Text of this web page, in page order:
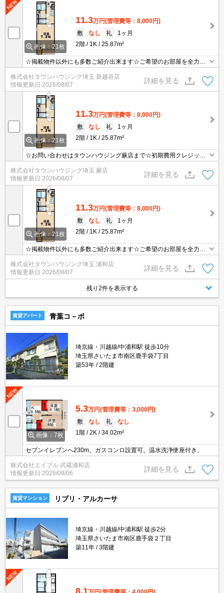
画像：21枚
11.3万円(管理費等：8,000円)
敷
なし 礼
1ヶ月
2階
1K 25.87m²
☆掲載物件以外にも多数ご紹介出来ます☆ご希望のお部屋を全力で
お探しさせて頂きます♪
株式会社タウンハウジング埼玉 新越谷店
情報更新日 2026/08/07
詳細を見る
画像：21枚
11.3万円(管理費等：8,000円)
敷
なし 礼
1ヶ月
2階
1K 25.87m²
☆お問い合わせはタウンハウジング蕨店まで☆初期費用クレジット
決済相談☆オンラインでの内見・契約もお気軽にご相談ください！
株式会社タウンハウジング埼玉 蕨店
情報更新日 2026/08/07
詳細を見る
画像：21枚
11.3万円(管理費等：8,000円)
敷
なし 礼
1ヶ月
2階
1K 25.87m²
☆掲載物件以外にも多数ご紹介出来ます☆ご希望のお部屋を全力で
お探しさせて頂きます♪
株式会社タウンハウジング埼玉 浦和店
情報更新日 2026/08/07
詳細を見る
残り2件を表示する
賃貸アパート 青葉コ－ポ
埼京線・川越線/中浦和駅 徒歩10分
埼玉県さいたま市南区鹿手袋7丁目
築53年
2階建
画像：7枚
5.3万円(管理費等：3,000円)
敷
なし 礼
なし
1階
2K 34.02m²
セブンイレブンへ230m。ガスコンロ設置可。温水洗浄便座付き。
株式会社エイブル 武蔵浦和店
情報更新日 2026/08/06
詳細を見る
賃貸マンション リブリ・アルカーサ
埼京線・川越線/中浦和駅 徒歩2分
埼玉県さいたま市南区鹿手袋２丁目
築11年
3階建
8.1 万円(管理費等：4,000円)